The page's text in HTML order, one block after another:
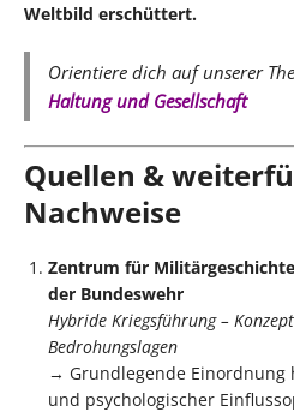
Weltbild erschüttert.
Orientiere dich auf unserer
Haltung und Gesellschaft
Quellen &
Nachweise
Zentrum für
der Bundeswehr
Hybride Kriegsführung –
Bedrohungslagen
→ Grundlegende
und psychologischer